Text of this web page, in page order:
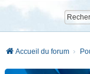
Accueil du forum